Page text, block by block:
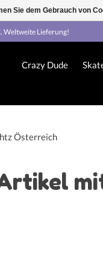
Weltweite Lieferung!
Crazy Dude
Österreich
Sie dem Gebrauch von